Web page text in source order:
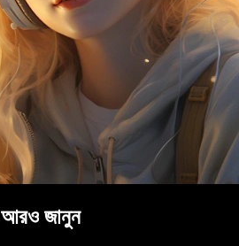
আরও জানুন